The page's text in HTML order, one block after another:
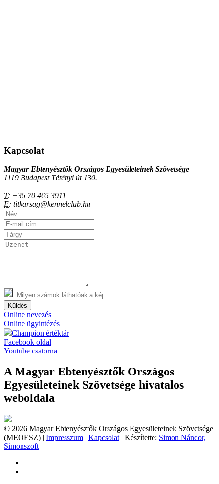
Kapcsolat
Magyar Ebtenyésztők Országos Egyesületeinek Szövetsége
1119 Budapest Tétényi út 130.
T: +36 70 465 3911
E: titkarsag@kennelclub.hu
Küldés
Online nevezés
Online ügyintézés
Champion értéktár
Facebook oldal
Youtube csatorna
A Magyar Ebtenyésztők Országos
Egyesületeinek Szövetsége hivatalos
weboldala
© 2026 Magyar Ebtenyésztők Országos Egyesületeinek Szövetsége
(MEOESZ) | Impresszum | Kapcsolat | Készítette: Simon Nándor,
Simonszoft